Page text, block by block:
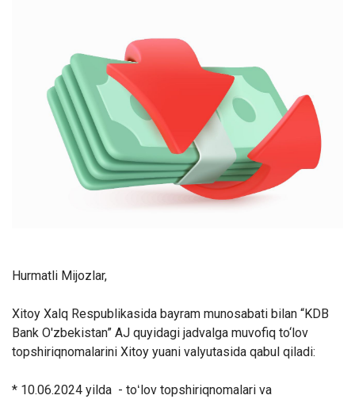
Hurmatli Mijozlar,
Xitoy Xalq Respublikasida bayram munosabati bilan “KDB
Bank O'zbekistan” AJ quyidagi jadvalga muvofiq to‘lov
topshiriqnomalarini Xitoy yuani valyutasida qabul qiladi:
* 10.06.2024 yilda - toʻlov topshiriqnomalari va